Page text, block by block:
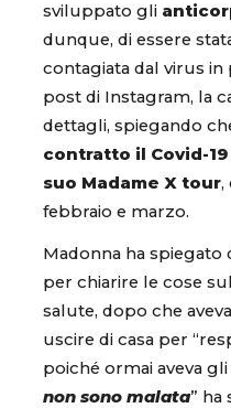
sviluppato gli
dunque, di essere
contagiata dal virus
post di Instagram, la
dettagli, spiegando
contratto il Covid-
suo Madame X tour,
febbraio e marzo.
Madonna ha
per chiarire le cose
salute, dopo che
uscire di casa per
poiché ormai aveva gli
non sono malata” ha